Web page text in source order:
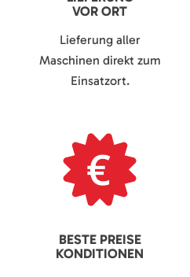
VOR ORT
Lieferung aller
Maschinen direkt zum
Einsatzort.
BESTE PREISE
KONDITIONEN